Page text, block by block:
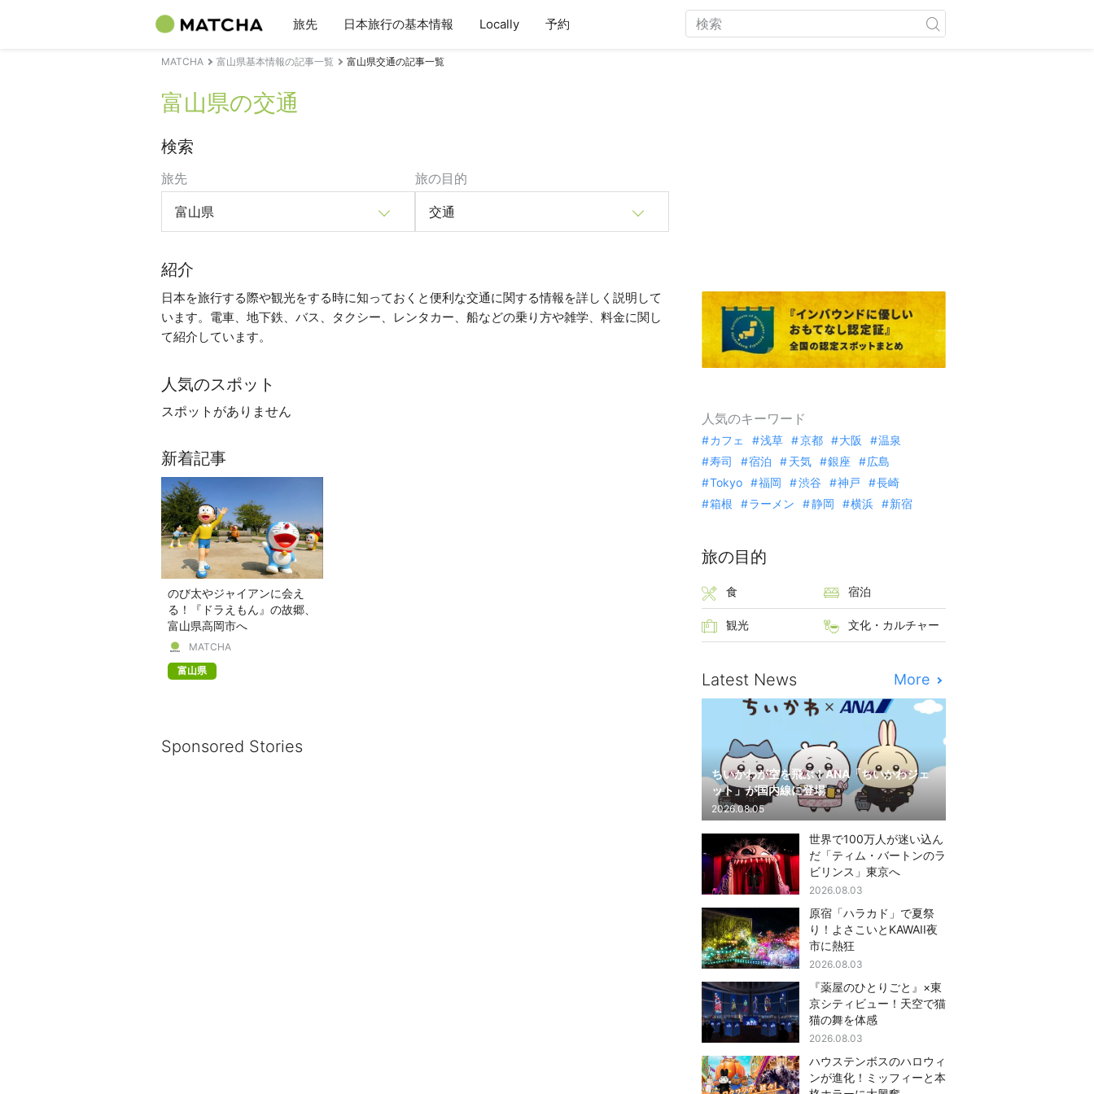
旅先 日本旅行の基本情報 Locally 予約
MATCHA 富山県基本情報の記事一覧 富山県交通の記事一覧
富山県の交通
検索
旅先
富山県
旅の目的
交通
紹介
日本を旅行する際や観光をする時に知っておくと便利な交通に関する情報を詳しく説明して
います。電車、地下鉄、バス、タクシー、レンタカー、船などの乗り方や雑学、料金に関し
て紹介しています。
人気のスポット
スポットがありません
新着記事
のび太やジャイアンに会え
る！『ドラえもん』の故郷、
富山県高岡市へ
MATCHA
富山県
Sponsored Stories
人気のキーワード
カフェ 浅草 京都 大阪
温泉
寿司
宿泊 天気 銀座
広島
Tokyo
福岡 渋谷 神戸
長崎
箱根
ラーメン 静岡 横浜 新宿
旅の目的
食 宿泊
観光 文化・カルチャー
Latest News More
ちいかわが空を飛ぶ！ANA「ちいかわジェ
ット」が国内線に登場
2026.08.05
世界で100万人が迷い込ん
だ「ティム・バートンのラ
ビリンス」東京へ
2026.08.03
原宿「ハラカド」で夏祭
り！よさこいとKAWAII夜
市に熱狂
2026.08.03
『薬屋のひとりごと』×東
京シティビュー！天空で猫
猫の舞を体感
2026.08.03
ハウステンボスのハロウィ
ンが進化！ミッフィーと本